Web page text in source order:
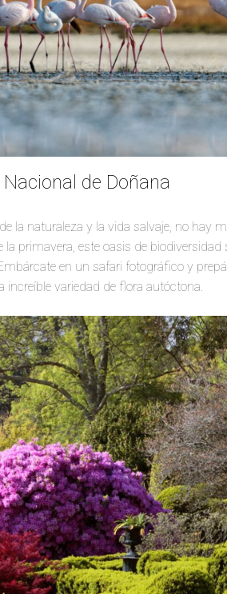
de Doñana
la naturaleza y la vida salvaje, no hay
la primavera, este oasis de
en un safari fotográfico y
increíble variedad de flora autóctona.